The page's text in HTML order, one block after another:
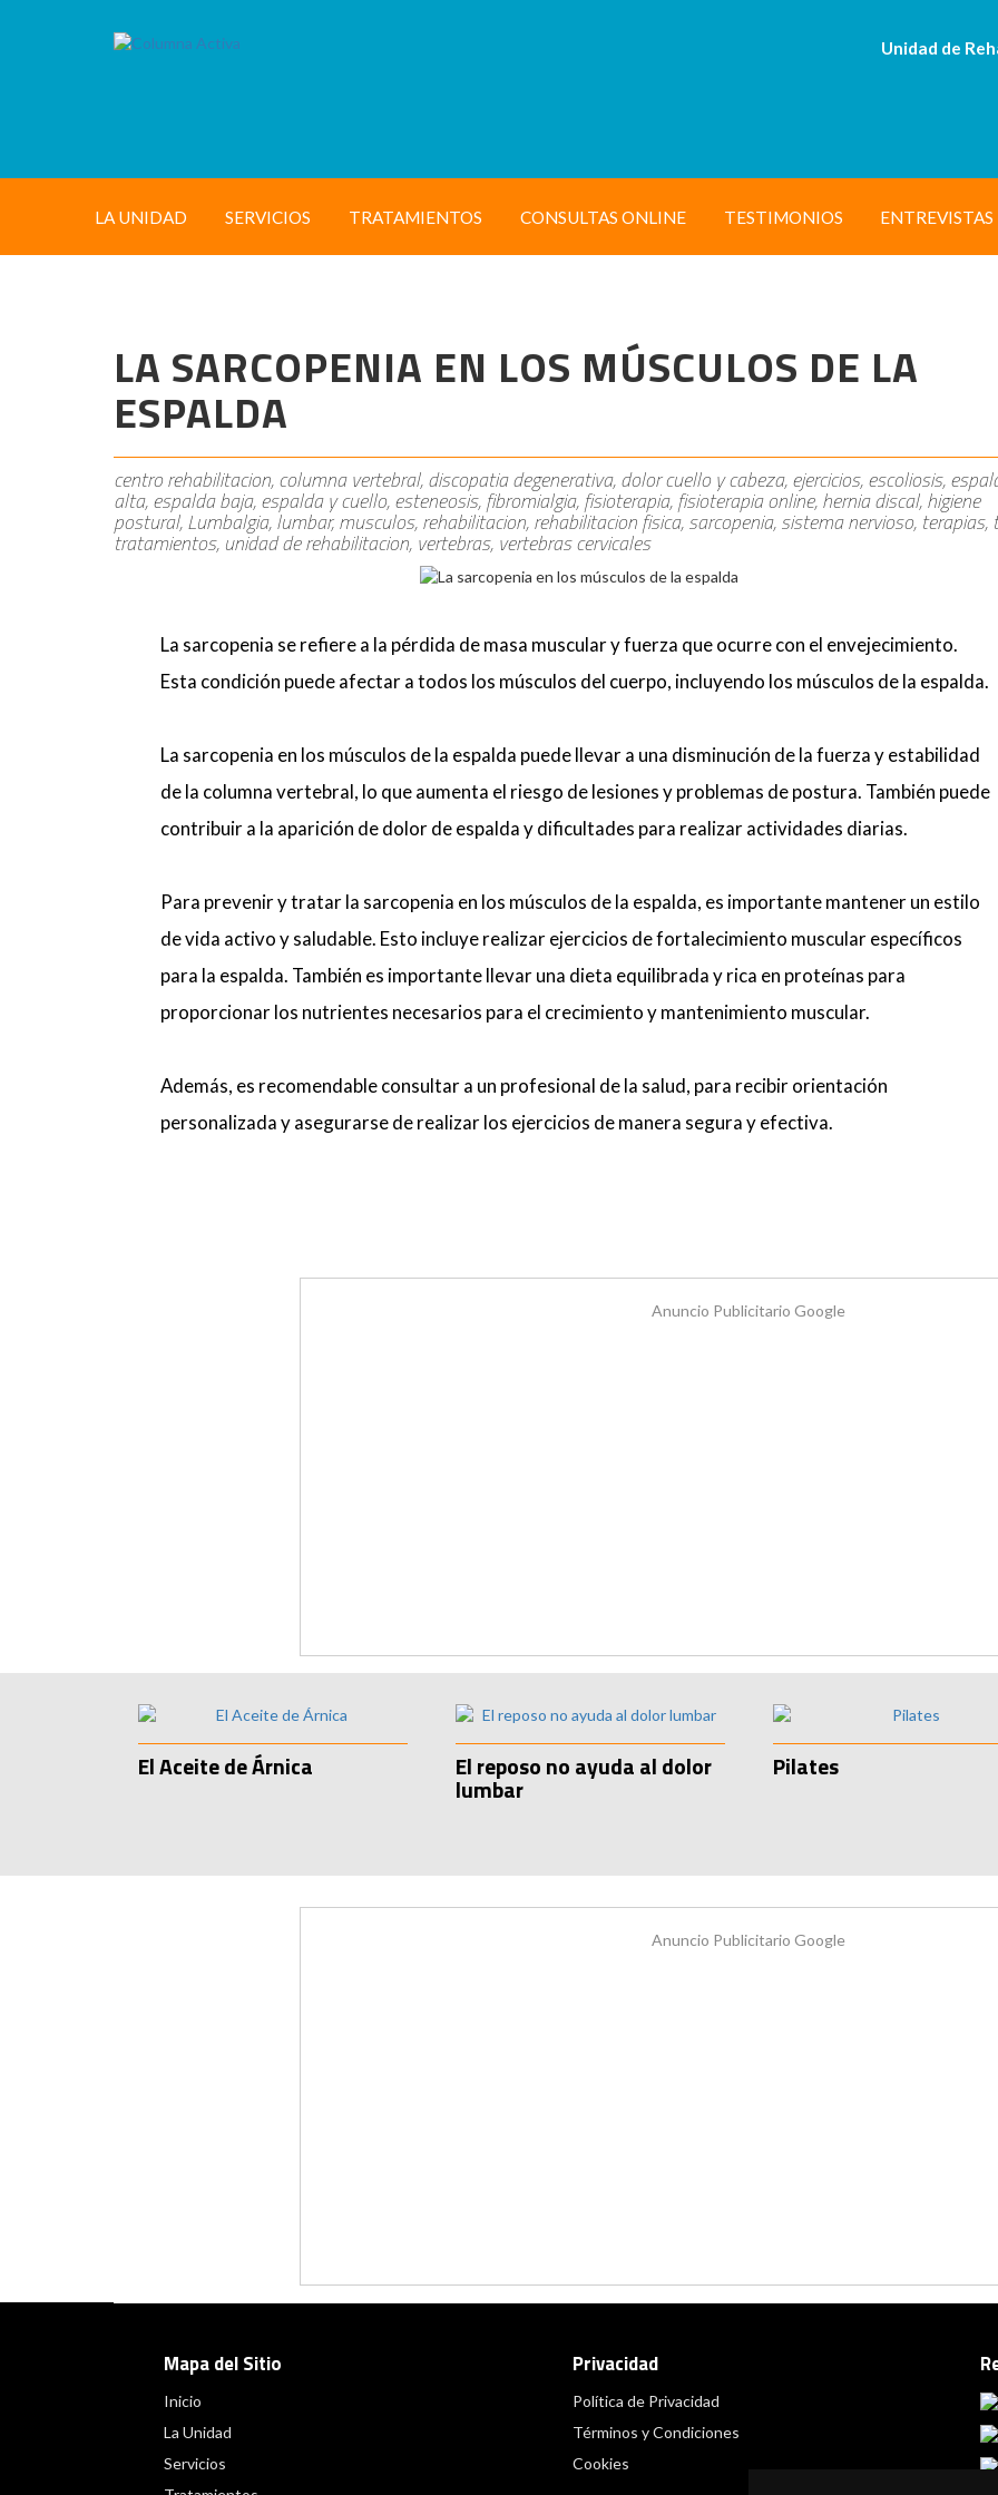
Unidad de
LA UNIDAD SERVICIOS TRATAMIENTOS CONSULTAS ONLINE TESTIMONIOS ENTREVISTAS
LA SARCOPENIA EN LOS MÚSCULOS DE LA
ESPALDA
centro rehabilitacion, columna vertebral, discopatia degenerativa, dolor cuello y cabeza, ejercicios, escoliosis,
alta, espalda baja, espalda y cuello, esteneosis, fibromialgia, fisioterapia, fisioterapia online, hernia discal, higiene
postural, Lumbalgia, lumbar, musculos, rehabilitacion, rehabilitacion fisica, sarcopenia, sistema nervioso, terapias,
tratamientos, unidad de rehabilitacion, vertebras, vertebras cervicales
La sarcopenia se refiere a la pérdida de masa muscular y fuerza que ocurre con el envejecimiento.
Esta condición puede afectar a todos los músculos del cuerpo, incluyendo los músculos de la espalda.
La sarcopenia en los músculos de la espalda puede llevar a una disminución de la fuerza y estabilidad
de la columna vertebral, lo que aumenta el riesgo de lesiones y problemas de postura. También puede
contribuir a la aparición de dolor de espalda y dificultades para realizar actividades diarias.
Para prevenir y tratar la sarcopenia en los músculos de la espalda, es importante mantener un estilo
de vida activo y saludable. Esto incluye realizar ejercicios de fortalecimiento muscular específicos
para la espalda. También es importante llevar una dieta equilibrada y rica en proteínas para
proporcionar los nutrientes necesarios para el crecimiento y mantenimiento muscular.
Además, es recomendable consultar a un profesional de la salud, para recibir orientación
personalizada y asegurarse de realizar los ejercicios de manera segura y efectiva.
Anuncio Publicitario Google
El Aceite de Árnica El reposo no ayuda al dolor
lumbar
Pilates
Anuncio Publicitario Google
Mapa del Sitio
Inicio
La Unidad
Servicios
Privacidad
Política de Privacidad
Términos y Condiciones
Cookies